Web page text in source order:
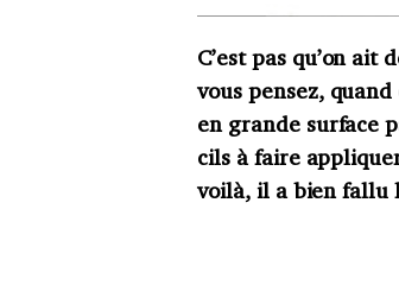
C’est pas qu’on
vous pensez,
en grande surface
cils à faire
voilà, il a bien fallu